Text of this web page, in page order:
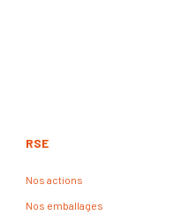
RSE
Nos actions
Nos emballages